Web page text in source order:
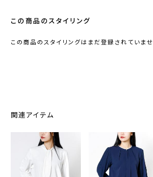
この商品のスタイリング
この商品のスタイリングはまだ登録されていませ
関連アイテム